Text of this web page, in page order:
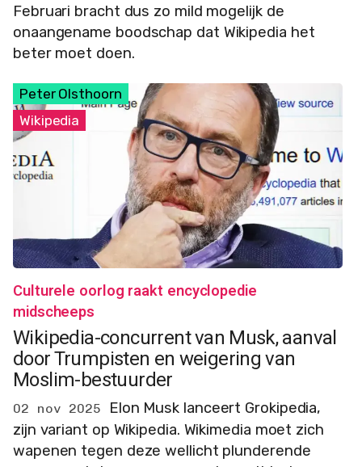
Februari bracht dus zo mild mogelijk de
onaangename boodschap dat Wikipedia het
beter moet doen.
Peter Olsthoorn
Wikipedia
Culturele oorlog raakt encyclopedie
midscheeps
Wikipedia-concurrent van Musk, aanval
door Trumpisten en weigering van
Moslim-bestuurder
02 nov 2025
Elon Musk lanceert Grokipedia,
zijn variant op Wikipedia. Wikimedia moet zich
wapenen tegen deze wellicht plunderende